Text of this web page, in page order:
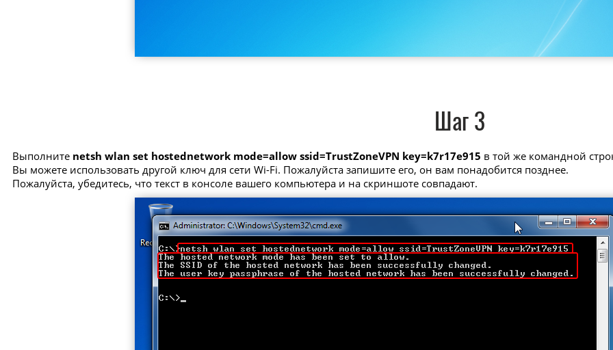
Шаг 3
Выполните netsh wlan set hostednetwork mode=allow ssid=TrustZoneVPN key=k7r17e915 в той же командной
Вы можете использовать другой ключ для сети Wi-Fi. Пожалуйста запишите его, он вам понадобится позднее.
Пожалуйста, убедитесь, что текст в консоле вашего компьютера и на скриншоте совпадают.